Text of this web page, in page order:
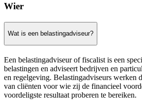
Wier
Wat is een belastingadviseur?
Een belastingadviseur of fiscalist is een
belastingen en adviseert bedrijven en
en regelgeving. Belastingadviseurs werken
van cliënten voor wie zij de financieel
voordeligste resultaat proberen te bereiken.